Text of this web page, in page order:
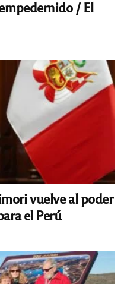
/ El
vuelve al poder
el Perú